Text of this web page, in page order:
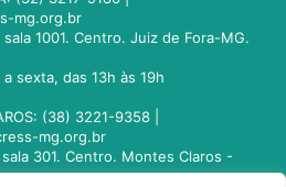
mg.org.br
sala 1001. Centro. Juiz de Fora-MG.
sexta, das 13h às 19h
(38) 3221-9358 |
mg.org.br
301. Centro. Montes Claros -